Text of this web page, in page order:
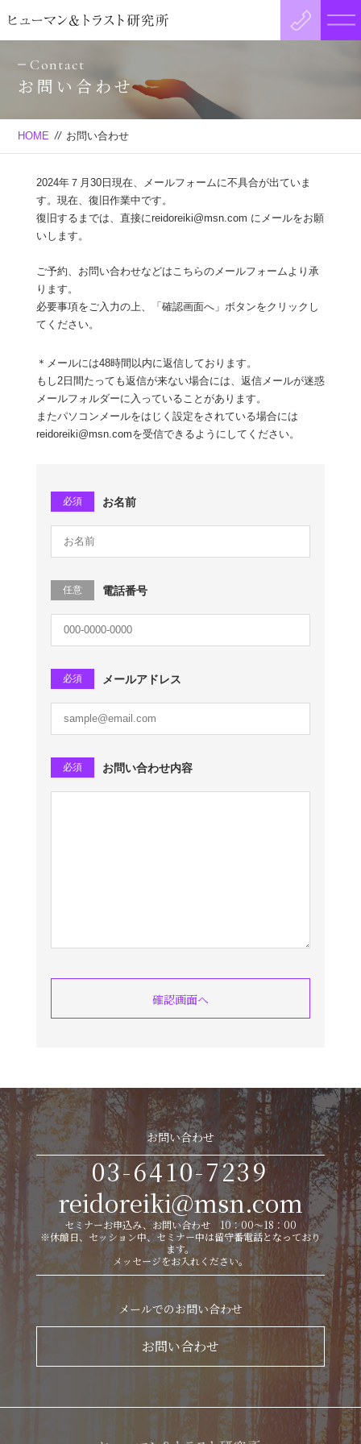
Contact
お問い合わせ
HOME // お問い合わせ
2024年７月30日現在、メールフォームに不具合が出ていま
す。現在、復旧作業中です。
復旧するまでは、直接にreidoreiki@msn.com にメールをお願
いします。
ご予約、お問い合わせなどはこちらのメールフォームより承
ります。
必要事項をご入力の上、「確認画面へ」ボタンをクリックし
てください。
＊メールには48時間以内に返信しております。
もし2日間たっても返信が来ない場合には、返信メールが迷惑
メールフォルダーに入っていることがあります。
またパソコンメールをはじく設定をされている場合には
reidoreiki@msn.comを受信できるようにしてください。
必須 お名前
任意 電話番号
必須 メールアドレス
必須 お問い合わせ内容
お問い合わせ
03-6410-7239
reidoreiki@msn.com
セミナーお申込み、お問い合わせ 10：00～18：00
※休館日、セッション中、セミナー中は留守番電話となっており
ます。
メッセージをお入れください。
メールでのお問い合わせ
お問い合わせ